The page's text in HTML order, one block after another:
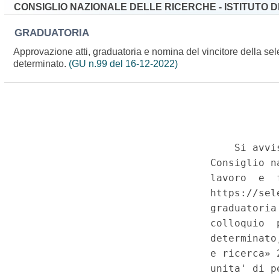
CONSIGLIO NAZIONALE DELLE RICERCHE - ISTITUTO
GRADUATORIA
Approvazione atti, graduatoria e nomina del vincitore della
determinato. (GU n.99 del 16-12-2022)